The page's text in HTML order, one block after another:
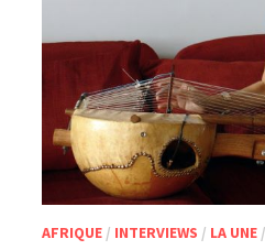
AFRIQUE / INTERVIEWS / LA UNE /